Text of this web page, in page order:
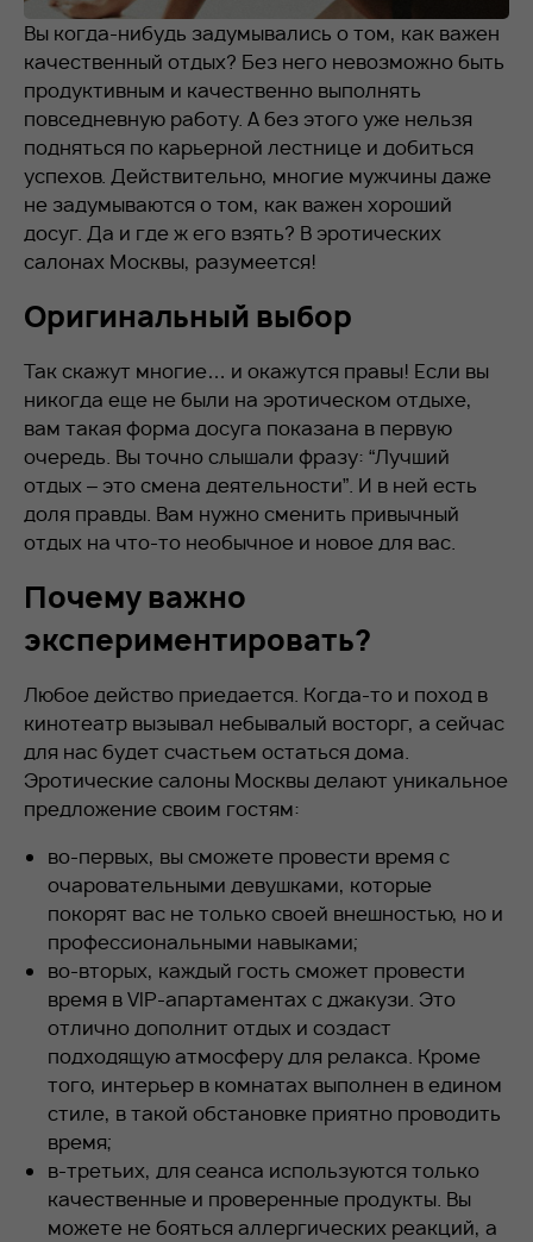
Вы когда-нибудь задумывались о том, как важен
качественный отдых? Без него невозможно быть
продуктивным и качественно выполнять
повседневную работу. А без этого уже нельзя
подняться по карьерной лестнице и добиться
успехов. Действительно, многие мужчины даже
не задумываются о том, как важен хороший
досуг. Да и где ж его взять? В эротических
салонах Москвы, разумеется!
Оригинальный выбор
Так скажут многие… и окажутся правы! Если вы
никогда еще не были на эротическом отдыхе,
вам такая форма досуга показана в первую
очередь. Вы точно слышали фразу: “Лучший
отдых – это смена деятельности”. И в ней есть
доля правды. Вам нужно сменить привычный
отдых на что-то необычное и новое для вас.
Почему важно
экспериментировать?
Любое действо приедается. Когда-то и поход в
кинотеатр вызывал небывалый восторг, а сейчас
для нас будет счастьем остаться дома.
Эротические салоны Москвы делают уникальное
предложение своим гостям:
во-первых, вы сможете провести время с
очаровательными девушками, которые
покорят вас не только своей внешностью, но и
профессиональными навыками;
во-вторых, каждый гость сможет провести
время в VIP-апартаментах с джакузи. Это
отлично дополнит отдых и создаст
подходящую атмосферу для релакса. Кроме
того, интерьер в комнатах выполнен в едином
стиле, в такой обстановке приятно проводить
время;
в-третьих, для сеанса используются только
качественные и проверенные продукты. Вы
можете не бояться аллергических реакций, а